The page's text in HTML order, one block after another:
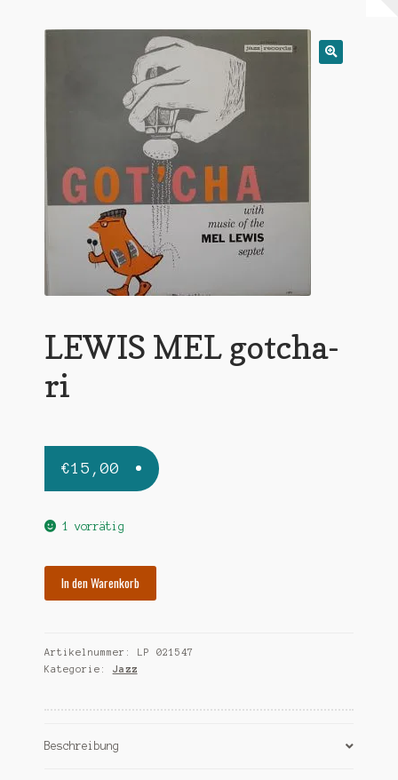
Warenkorb
LEWIS MEL gotcha-
ri
€15,00
1 vorrätig
Menge
In den Warenkorb
Artikelnummer: LP 021547
Kategorie: Jazz
Beschreibung